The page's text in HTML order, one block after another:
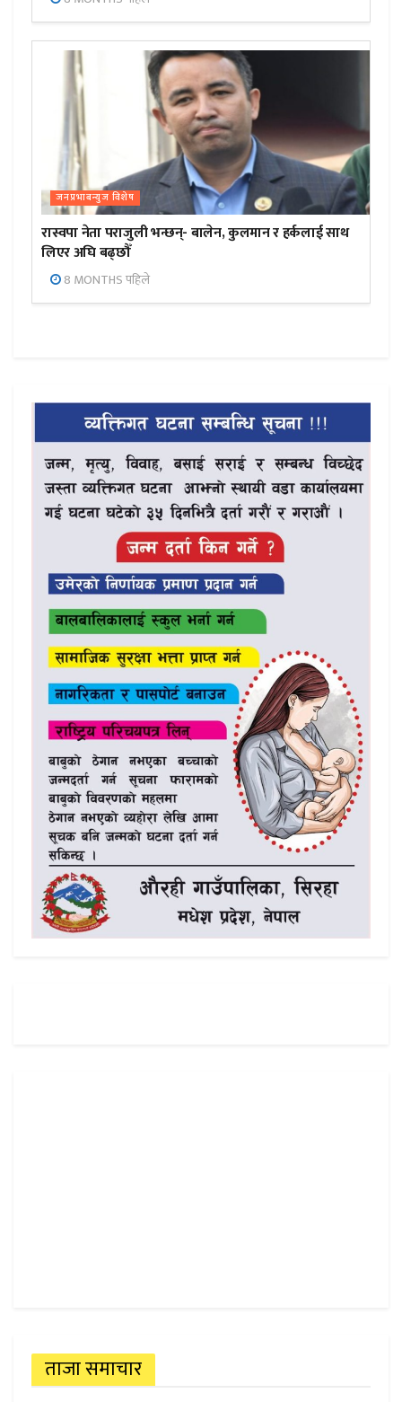
जनप्रभाबन्युज विशेष
रास्वपा नेता पराजुली भन्छन्- बालेन, कुलमान र हर्कलाई साथ
लिएर अघि बढ्छौँ
8 MONTHS पहिले
ताजा समाचार